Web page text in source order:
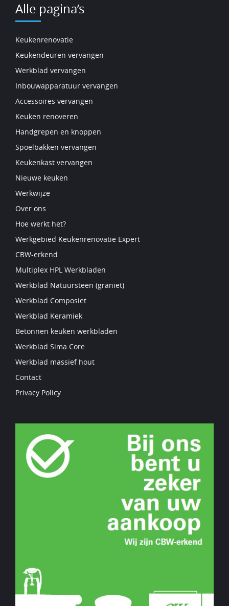
Alle pagina’s
Keukenrenovatie
Keukendeuren vervangen
Werkblad vervangen
Inbouwapparatuur vervangen
Accessoires vervangen
Keuken renoveren
Handgrepen en knoppen
Spoelbakken vervangen
Keukenkast vervangen
Nieuwe keuken
Werkwijze
Over ons
Hoe werkt het?
Werkgebied Keukenrenovatie Expert
CBW-erkend
Multiplex HPL Werkbladen
Werkblad Natuursteen (graniet)
Werkblad Composiet
Werkblad Keramiek
Betonnen keuken werkbladen
Werkblad Sima Core
Werkblad massief hout
Contact
Privacy Policy